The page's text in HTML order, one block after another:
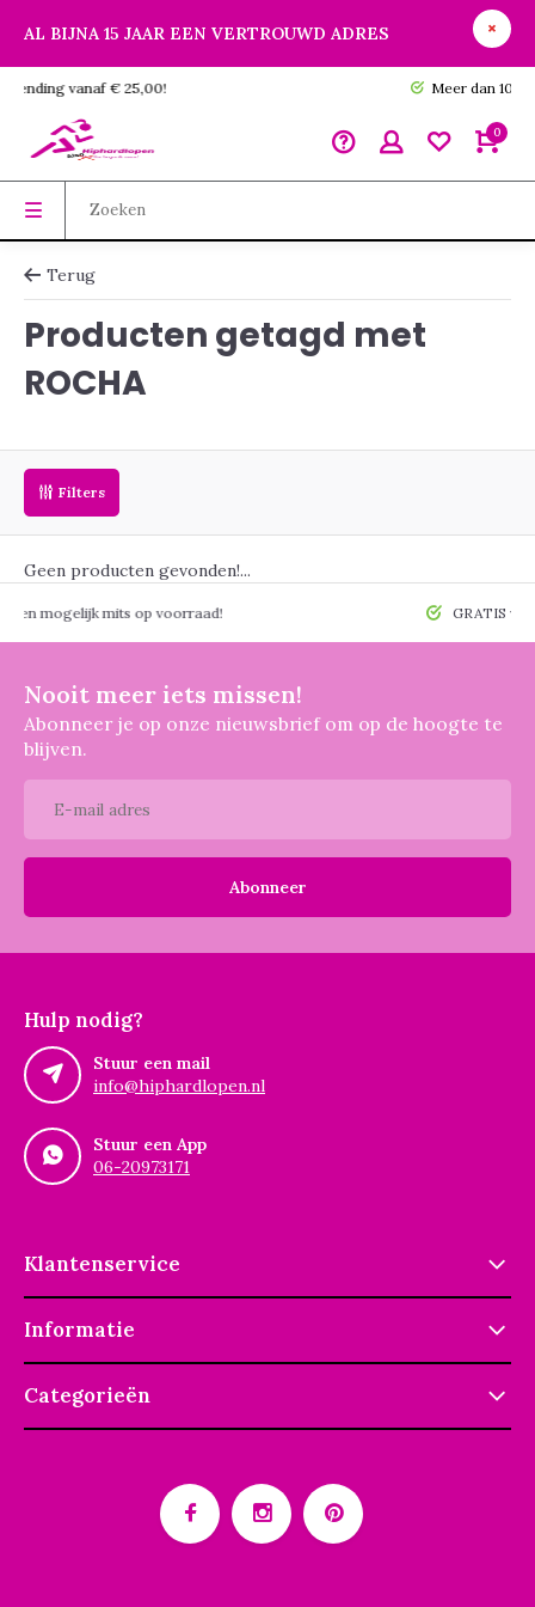
AL BIJNA 15 JAAR EEN VERTROUWD ADRES
GRATIS verzending vanaf € 25,00!
0
Terug
Producten getagd met
ROCHA
Filters
Geen producten gevonden!...
mits op voorraad! GRATIS
Nooit meer iets missen!
Abonneer je op onze nieuwsbrief om op de hoogte te
blijven.
Abonneer
Hulp nodig?
Stuur een mail
info@hiphardlopen.nl
Stuur een App
06-20973171
Klantenservice
Informatie
Categorieën